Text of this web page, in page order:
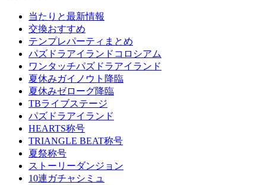
当たりと最新情報
交換おすすめ
テンプレパーティまとめ
パズドラアイランドコロシアム
ワンタッチパズドラアイランド
夏休みガイノウト降臨
夏休みゼローグ降臨
TBライブステージ
パズドラアイランド
HEARTS称号
TRIANGLE BEAT称号
夏祭称号
ストーリーダンジョン
10連ガチャシミュ